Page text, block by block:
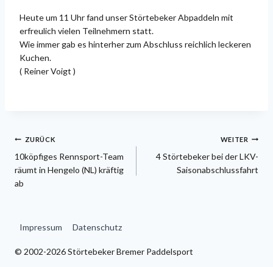
Heute um 11 Uhr fand unser Störtebeker Abpaddeln mit
erfreulich vielen Teilnehmern statt.
Wie immer gab es hinterher zum Abschluss reichlich leckeren
Kuchen.
( Reiner Voigt )
Beitragsnavigation
ZURÜCK
10köpfiges Rennsport-Team
räumt in Hengelo (NL) kräftig
ab
WEITER
4 Störtebeker bei der LKV-
Saisonabschlussfahrt
Impressum Datenschutz
© 2002-2026 Störtebeker Bremer Paddelsport